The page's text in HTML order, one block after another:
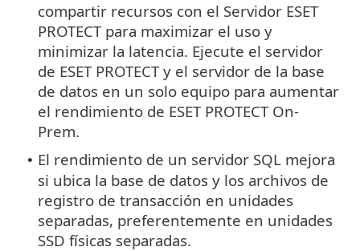
compartir recursos con el Servidor ESET
PROTECT para maximizar el uso y
minimizar la latencia. Ejecute el servidor
de ESET PROTECT y el servidor de la base
de datos en un solo equipo para aumentar
el rendimiento de ESET PROTECT On-
Prem.
• El rendimiento de un servidor SQL mejora
si ubica la base de datos y los archivos de
registro de transacción en unidades
separadas, preferentemente en unidades
SSD físicas separadas.